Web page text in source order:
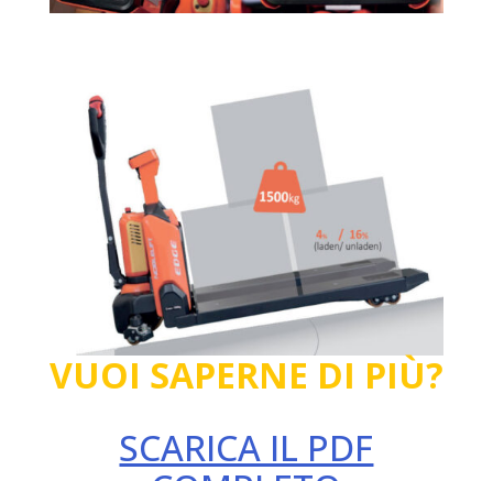
VUOI SAPERNE DI PIÙ?
SCARICA IL PDF